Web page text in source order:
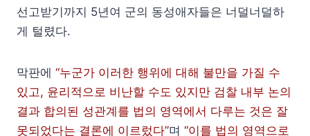
선고받기까지 5년여 군의 동성애자들은 너덜너덜하
게 털렸다.
막판에 “누군가 이러한 행위에 대해 불만을 가질 수
있고, 윤리적으로 비난할 수도 있지만 검찰 내부 논의
결과 합의된 성관계를 법의 영역에서 다루는 것은 잘
못되었다는 결론에 이르렀다”며 “이를 법의 영역으로